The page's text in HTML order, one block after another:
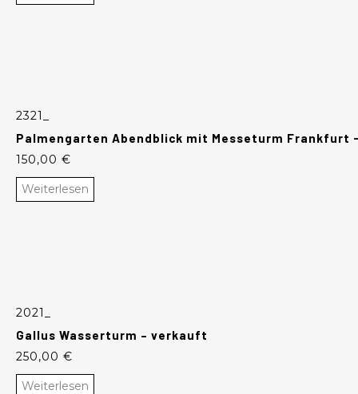
2321_
Palmengarten Abendblick mit Messeturm Frankfurt
150,00 €
Weiterlesen
2021_
Gallus Wasserturm – verkauft
250,00 €
Weiterlesen